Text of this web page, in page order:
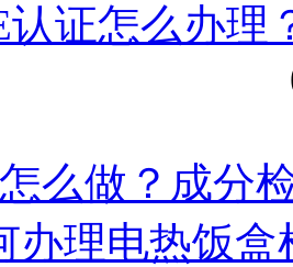
认证怎么办理
么做？成分
办理电热饭盒